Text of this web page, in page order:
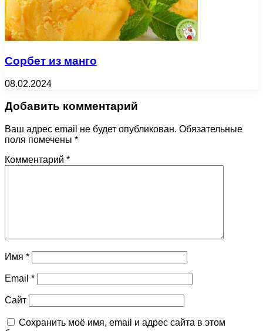
Сорбет из манго
08.02.2024
Добавить комментарий
Ваш адрес email не будет опубликован. Обязательные
поля помечены *
Комментарий *
Имя *
Email *
Сайт
Сохранить моё имя, email и адрес сайта в этом